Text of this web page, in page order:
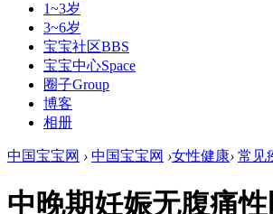
1~3岁
3~6岁
宝宝社区BBS
宝宝中心Space
圈子Group
博客
相册
中国宝宝网 › 中国宝宝网 ›女性健康› 常见
中晚期妊娠无腹痛